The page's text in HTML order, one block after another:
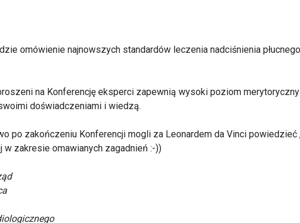
omówienie najnowszych standardów leczenia nadciśnienia
na Konferencję eksperci zapewnią wysoki poziom
doświadczeniami i wiedzą.
po zakończeniu Konferencji mogli za Leonardem da Vinci
w zakresie omawianych zagadnień :-))